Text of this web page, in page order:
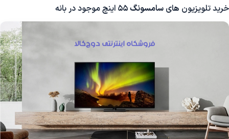
خرید تلویزیون های سامسونگ55 اینچ موجود در بانه